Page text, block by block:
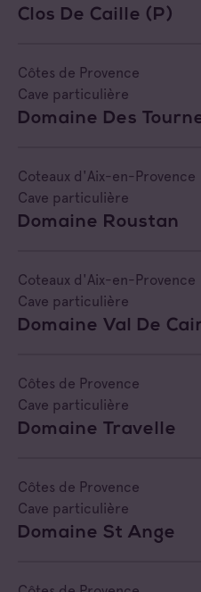
Clos De Caille (p)
Côtes de Provence
Cave particulière
Domaine Des
Coteaux d'Aix-en-Provence
Cave particulière
Domaine Roustan
Coteaux d'Aix-en-Provence
Cave particulière
Domaine Val De
Côtes de Provence
Cave particulière
Domaine Travelle
Côtes de Provence
Cave particulière
Domaine St Ange